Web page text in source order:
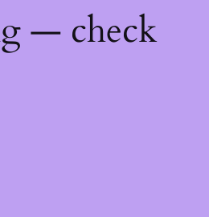
— check